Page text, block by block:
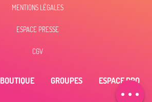
Contacter par
email
MENTIONS LÉGALES
ESPACE PRESSE
CGV
BOUTIQUE GROUPES ESPACE PRO